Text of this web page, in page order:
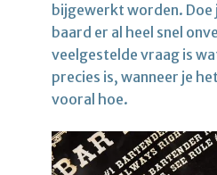
bijgewerkt worden. Doe
baard er al heel snel
veelgestelde vraag is
precies is, wanneer je
vooral hoe.